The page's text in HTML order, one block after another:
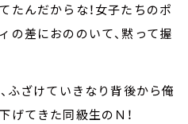
たんだからな！女子たちのポ
の差におののいて、黙って握
ふざけていきなり背後から俺
げてきた同級生のＮ！